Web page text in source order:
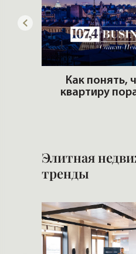
Как понять,
квартиру
Элитная
тренды